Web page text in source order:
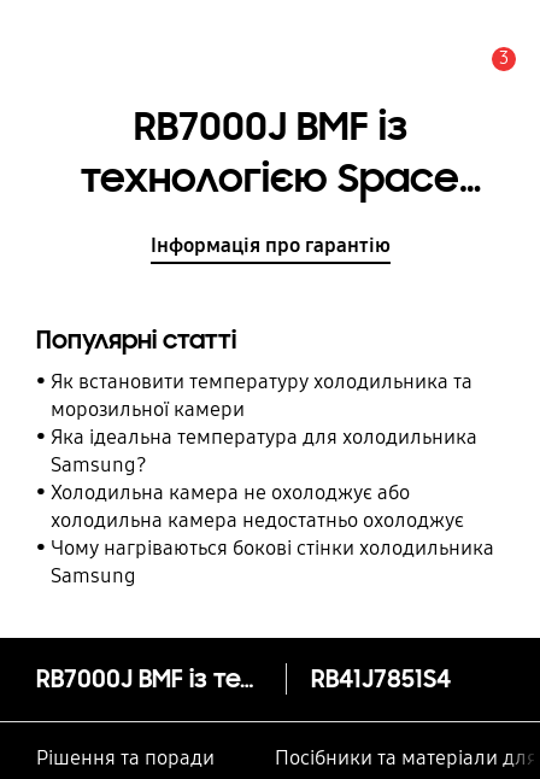
3
RB7000J BMF із
технологією Space
Max, 410 л
Інформація про гарантію
Популярні статті
Як встановити температуру холодильника та
морозильної камери
Яка ідеальна температура для холодильника
Samsung?
Холодильна камера не охолоджує або
холодильна камера недостатньо охолоджує
Чому нагріваються бокові стінки холодильника
Samsung
RB7000J BMF із технологією Space Max, 410 л RB41J7851S4
Рішення та поради Посібники та матеріали